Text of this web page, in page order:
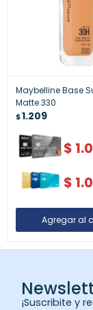
Maybelline Base
Matte 330
$1.209
$
$
¡Suscribite y